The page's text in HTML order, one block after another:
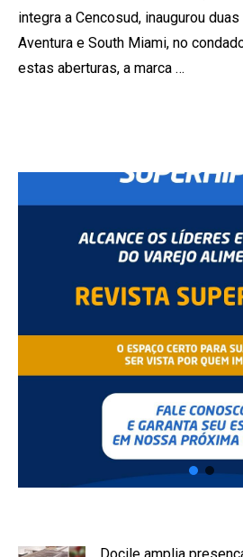
integra a Cencosud, inaugurou
Aventura e South Miami, no
estas aberturas, a marca …
Docile amplia